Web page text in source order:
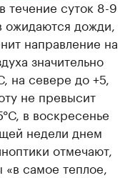
течение суток 8-9
ожидаются дожди,
направление на
значительно
на севере до +5,
не превысит
в воскресенье
недели днем
отмечают,
самое теплое,